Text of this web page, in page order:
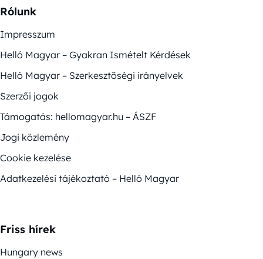
Rólunk
Impresszum
Helló Magyar – Gyakran Ismételt Kérdések
Helló Magyar – Szerkesztőségi irányelvek
Szerzői jogok
Támogatás: hellomagyar.hu – ÁSZF
Jogi közlemény
Cookie kezelése
Adatkezelési tájékoztató – Helló Magyar
Friss hírek
Hungary news